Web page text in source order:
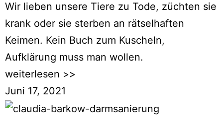
Wir lieben unsere Tiere zu Tode, züchten sie
krank oder sie sterben an rätselhaften
Keimen. Kein Buch zum Kuscheln,
Aufklärung muss man wollen.
weiterlesen >>
Juni 17, 2021